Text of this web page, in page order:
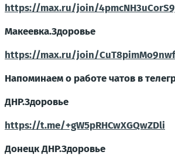
https://max.ru/join/
Макеевка.Здоровье
https://max.ru/join/
Напоминаем о работе чатов в
ДНР.Здоровье
https://t.me/+gW5pRHCwXGQwZDli
Донецк ДНР.Здоровье